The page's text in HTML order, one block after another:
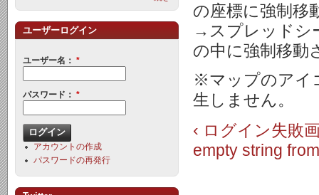
の座標に強制移
→スプレッドシ
の中に強制移動
※マップのアイ
生しません。
‹ ログイン失敗
empty string
ユーザーログイン
ユーザー名： *
パスワード： *
アカウントの作成
パスワードの再発行